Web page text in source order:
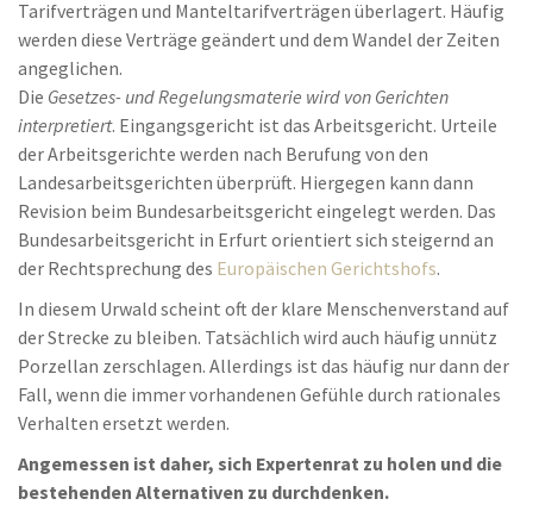
Tarifverträgen und Manteltarifverträgen überlagert. Häufig
werden diese Verträge geändert und dem Wandel der Zeiten
angeglichen.
Die Gesetzes- und Regelungsmaterie wird von Gerichten
interpretiert. Eingangsgericht ist das Arbeitsgericht. Urteile
der Arbeitsgerichte werden nach Berufung von den
Landesarbeitsgerichten überprüft. Hiergegen kann dann
Revision beim Bundesarbeitsgericht eingelegt werden. Das
Bundesarbeitsgericht in Erfurt orientiert sich steigernd an
der Rechtsprechung des Europäischen Gerichtshofs.
In diesem Urwald scheint oft der klare Menschenverstand auf
der Strecke zu bleiben. Tatsächlich wird auch häufig unnütz
Porzellan zerschlagen. Allerdings ist das häufig nur dann der
Fall, wenn die immer vorhandenen Gefühle durch rationales
Verhalten ersetzt werden.
Angemessen ist daher, sich Expertenrat zu holen und die
bestehenden Alternativen zu durchdenken.